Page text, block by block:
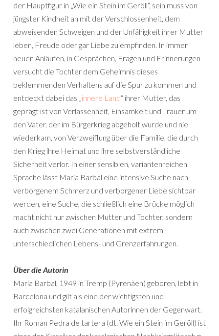
der Hauptfigur in „Wie ein Stein im Geröll“, sein muss von
jüngster Kindheit an mit der Verschlossenheit, dem
abweisenden Schweigen und der Unfähigkeit ihrer Mutter
leben, Freude oder gar Liebe zu empfinden. In immer
neuen Anläufen, in Gesprächen, Fragen und Erinnerungen
versucht die Tochter dem Geheimnis dieses
beklemmenden Verhaltens auf die Spur zu kommen und
entdeckt dabei das „innere Land“ ihrer Mutter, das
geprägt ist von Verlassenheit, Einsamkeit und Trauer um
den Vater, der im Bürgerkrieg abgeholt wurde und nie
wiederkam, von Verzweiflung über die Familie, die durch
den Krieg ihre Heimat und ihre selbstverständliche
Sicherheit verlor. In einer sensiblen, variantenreichen
Sprache lässt Maria Barbal eine intensive Suche nach
verborgenem Schmerz und verborgener Liebe sichtbar
werden, eine Suche, die schließlich eine Brücke möglich
macht nicht nur zwischen Mutter und Tochter, sondern
auch zwischen zwei Generationen mit extrem
unterschiedlichen Lebens- und Grenzerfahrungen.
Über die Autorin
Maria Barbal, 1949 in Tremp (Pyrenäen) geboren, lebt in
Barcelona und gilt als eine der wichtigsten und
erfolgreichsten katalanischen Autorinnen der Gegenwart.
Ihr Roman Pedra de tartera (dt. Wie ein Stein im Geröll) ist